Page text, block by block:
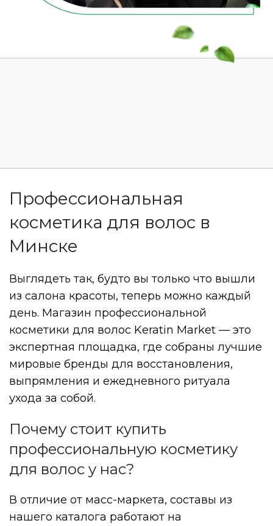
Профессиональная
косметика для волос в
Минске
Выглядеть так, будто вы только что вышли
из салона красоты, теперь можно каждый
день. Магазин профессиональной
косметики для волос Keratin Market — это
экспертная площадка, где собраны лучшие
мировые бренды для восстановления,
выпрямления и ежедневного ритуала
ухода за собой.
Почему стоит купить
профессиональную косметику
для волос у нас?
В отличие от масс-маркета, составы из
нашего каталога работают на